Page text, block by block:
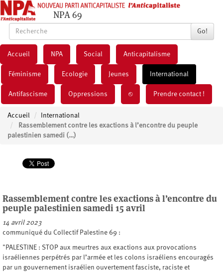
NPA 69
Go!
Accueil NPA Social Anticapitalisme
Féminisme Ecologie Jeunes International
Antifascisme Oppressions ⎋ Prendre contact !
Accueil
International
Rassemblement contre les exactions à l’encontre du peuple
palestinien samedi (…)
Rassemblement contre les exactions à l’encontre du
peuple palestinien samedi 15 avril
14 avril 2023
communiqué du Collectif Palestine 69 :
"PALESTINE : STOP aux meurtres aux exactions aux provocations
israéliennes perpétrés par l’armée et les colons israéliens encouragés
par un gouvernement israélien ouvertement fasciste, raciste et